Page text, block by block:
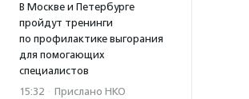
В Москве и Петербурге
пройдут тренинги
по профилактике выгорания
для помогающих
специалистов
15:32 · Прислано НКО